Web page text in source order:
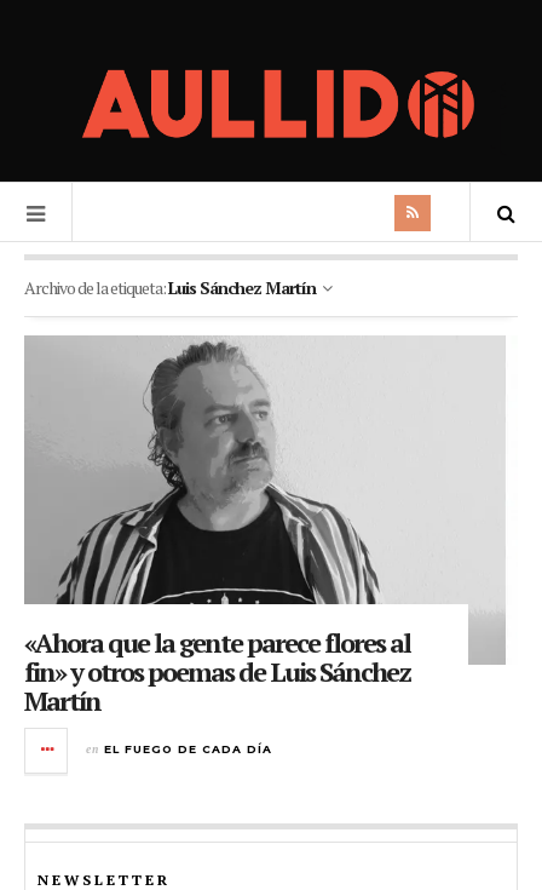
Archivo de la etiqueta:Luis Sánchez Martín
«Ahora que la gente parece flores al
fin» y otros poemas de Luis Sánchez
Martín
en EL FUEGO DE CADA DÍA
NEWSLETTER